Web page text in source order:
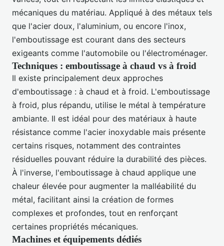
mécaniques du matériau. Appliqué à des métaux tels
que l'acier doux, l'aluminium, ou encore l'inox,
l'emboutissage est courant dans des secteurs
exigeants comme l'automobile ou l'électroménager.
Techniques : emboutissage à chaud vs à froid
Il existe principalement deux approches
d'emboutissage : à chaud et à froid. L'emboutissage
à froid, plus répandu, utilise le métal à température
ambiante. Il est idéal pour des matériaux à haute
résistance comme l'acier inoxydable mais présente
certains risques, notamment des contraintes
résiduelles pouvant réduire la durabilité des pièces.
À l'inverse, l'emboutissage à chaud applique une
chaleur élevée pour augmenter la malléabilité du
métal, facilitant ainsi la création de formes
complexes et profondes, tout en renforçant
certaines propriétés mécaniques.
Machines et équipements dédiés